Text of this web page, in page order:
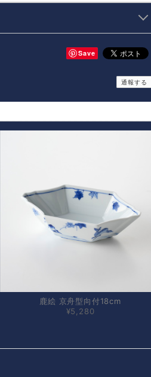
Save
通報する
鹿絵 京舟型向付18cm
¥5,280